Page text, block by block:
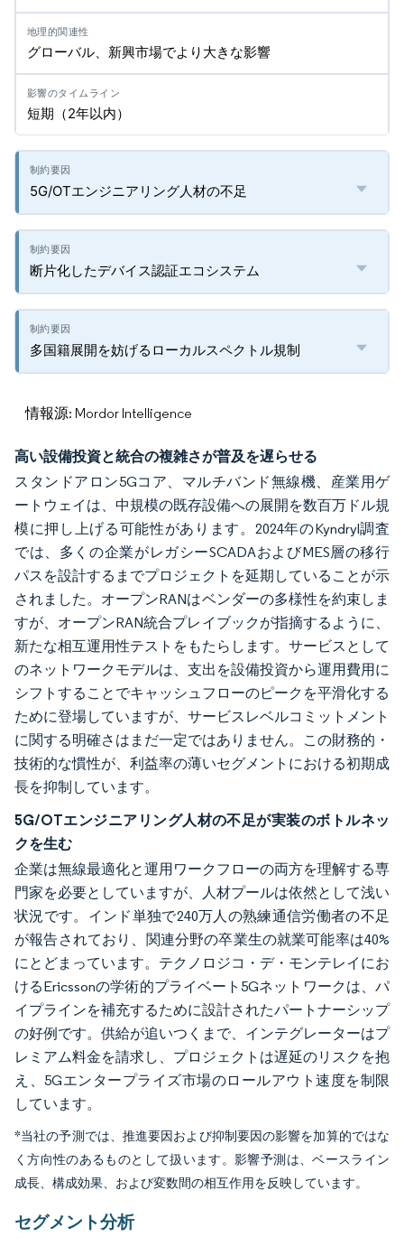
グローバル、新興市場でより大きな影響
短期（2年以内）
5G/OTエンジニアリング人材の不足
断片化したデバイス認証エコシステム
多国籍展開を妨げるローカルスペクトル規制
情報源: Mordor Intelligence
高い設備投資と統合の複雑さが普及を遅らせる
スタンドアロン5Gコア、マルチバンド無線機、産業用ゲ
ートウェイは、中規模の既存設備への展開を数百万ドル規
模に押し上げる可能性があります。2024年のKyndryl調査
では、多くの企業がレガシーSCADAおよびMES層の移行
パスを設計するまでプロジェクトを延期していることが示
されました。オープンRANはベンダーの多様性を約束しま
すが、オープンRAN統合プレイブックが指摘するように、
新たな相互運用性テストをもたらします。サービスとして
のネットワークモデルは、支出を設備投資から運用費用に
シフトすることでキャッシュフローのピークを平滑化する
ために登場していますが、サービスレベルコミットメント
に関する明確さはまだ一定ではありません。この財務的・
技術的な慣性が、利益率の薄いセグメントにおける初期成
長を抑制しています。
5G/OTエンジニアリング人材の不足が実装のボトルネッ
クを生む
企業は無線最適化と運用ワークフローの両方を理解する専
門家を必要としていますが、人材プールは依然として浅い
状況です。インド単独で240万人の熟練通信労働者の不足
が報告されており、関連分野の卒業生の就業可能率は40%
にとどまっています。テクノロジコ・デ・モンテレイにお
けるEricssonの学術的プライベート5Gネットワークは、パ
イプラインを補充するために設計されたパートナーシップ
の好例です。供給が追いつくまで、インテグレーターはプ
レミアム料金を請求し、プロジェクトは遅延のリスクを抱
え、5Gエンタープライズ市場のロールアウト速度を制限
しています。
*当社の予測では、推進要因および抑制要因の影響を加算的ではな
く方向性のあるものとして扱います。影響予測は、ベースライン
成長、構成効果、および変数間の相互作用を反映しています。
セグメント分析